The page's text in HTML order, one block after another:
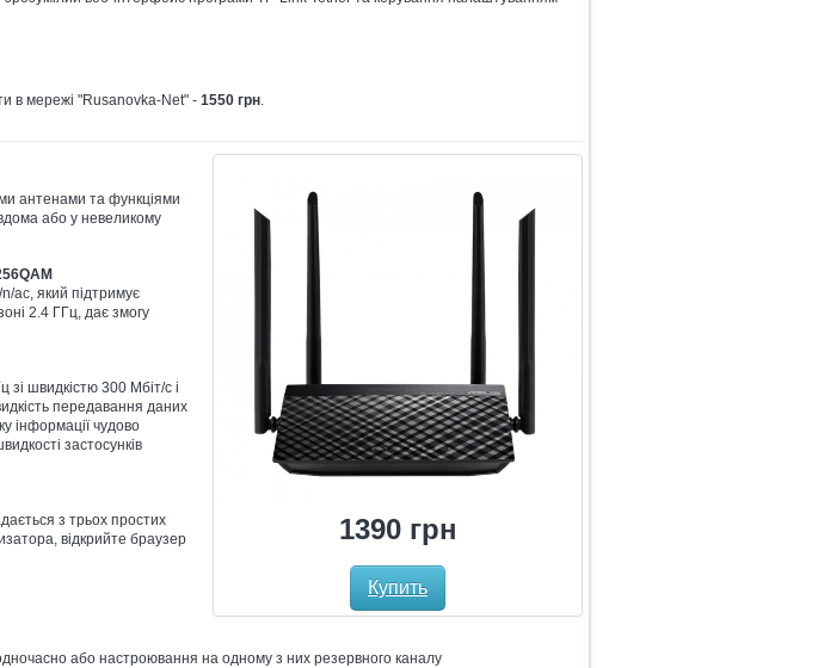
в мережі "Rusanovka-Net" - 1550 грн.
1390 грн
Купить
антенами та функціями
або у невеликому
ac, який підтримує
2.4 ГГц, дає змогу
зі швидкістю 300 Мбіт/с і
передавання даних
інформації чудово
застосунків
з трьох простих
відкрийте браузер
або настроювання на одному з них резервного каналу